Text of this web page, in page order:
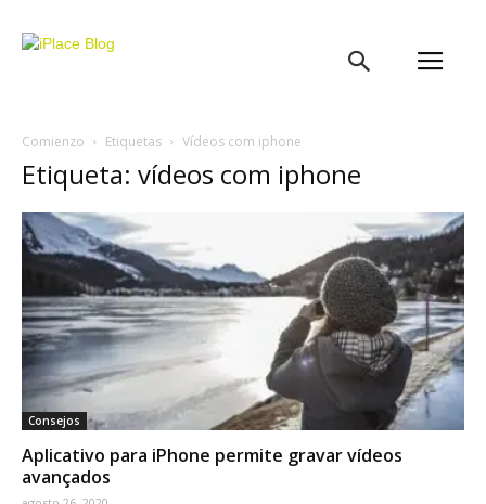
Comienzo Etiquetas Vídeos com iphone
Etiqueta: vídeos com iphone
Consejos
Aplicativo para iPhone permite gravar vídeos
avançados